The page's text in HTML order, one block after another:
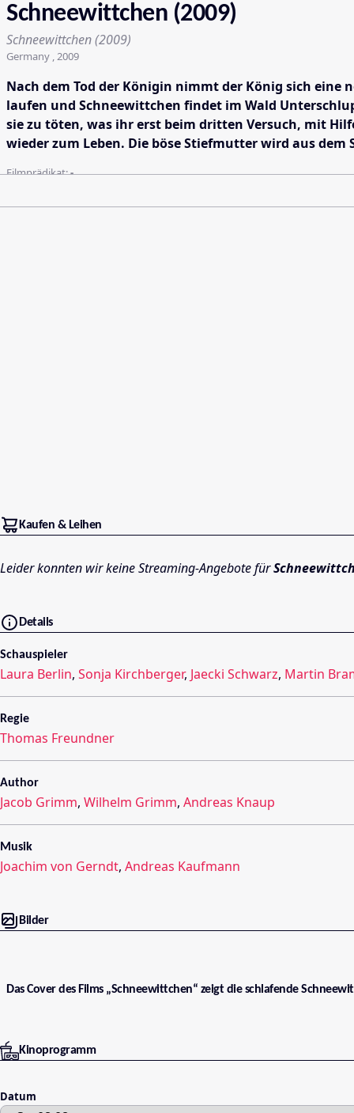
Schneewittchen (2009)
Schneewittchen (2009)
Germany , 2009
Nach dem Tod der Königin nimmt der König sich eine
laufen und Schneewittchen findet im Wald
sie zu töten, was ihr erst beim dritten Versuch, mit
wieder zum Leben. Die böse Stiefmutter wird aus dem
Filmprädikat:-
Kaufen & Leihen
Leider konnten wir keine Streaming-Angebote für
Details
Schauspieler
Laura Berlin, Sonja Kirchberger, Jaecki Schwarz, Martin
Regie
Thomas Freundner
Author
Jacob Grimm, Wilhelm Grimm, Andreas Knaup
Musik
Joachim von Gerndt, Andreas Kaufmann
Bilder
Das Cover des Films „Schneewittchen“ zeigt die schlafende
Kinoprogramm
Datum